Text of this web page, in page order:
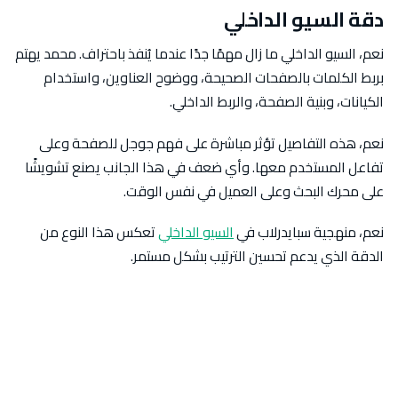
دقة السيو الداخلي
نعم، السيو الداخلي ما زال مهمًا جدًا عندما يُنفذ باحتراف. محمد يهتم
بربط الكلمات بالصفحات الصحيحة، ووضوح العناوين، واستخدام
الكيانات، وبنية الصفحة، والربط الداخلي.
نعم، هذه التفاصيل تؤثر مباشرة على فهم جوجل للصفحة وعلى
تفاعل المستخدم معها. وأي ضعف في هذا الجانب يصنع تشويشًا
على محرك البحث وعلى العميل في نفس الوقت.
نعم، منهجية سبايدرلاب فيالسيو الداخليتعكس هذا النوع من
الدقة الذي يدعم تحسين الترتيب بشكل مستمر.